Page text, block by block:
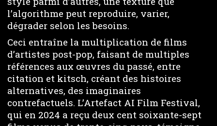
l’algorithme peut reproduire, varier,
dégrader selon les besoins.
Ceci entraîne la multiplication de films
d’artistes post-pop, faisant de multiples
références aux œuvres du passé, entre
citation et kitsch, créant des histoires
alternatives, des imaginaires
contrefactuels. L’Artefact AI Film Festival,
qui en 2024 a reçu deux cent soixante-sept